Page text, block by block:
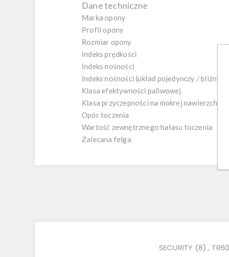
Dane techniczne
Marka opony
Profil opony
Rozmiar opony
Indeks prędkości
Indeks nośności
Indeks nośności (układ pojedynczy /
Klasa efektywności paliwowej
Klasa przyczepności na mokrej nawierzchni
Opór toczenia
Wartość zewnętrznego hałasu toczenia
Zalecana felga
SECURITY (8) ,